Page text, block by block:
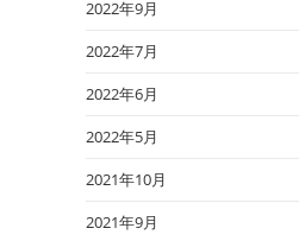
2022年9月
2022年7月
2022年6月
2022年5月
2021年10月
2021年9月